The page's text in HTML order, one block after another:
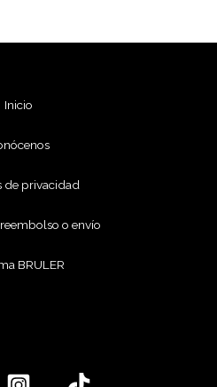
Inicio
de privacidad
o envío
BRULER